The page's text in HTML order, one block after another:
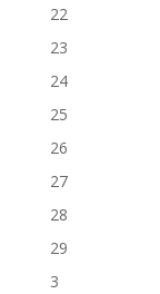
22
23
24
25
26
27
28
29
3